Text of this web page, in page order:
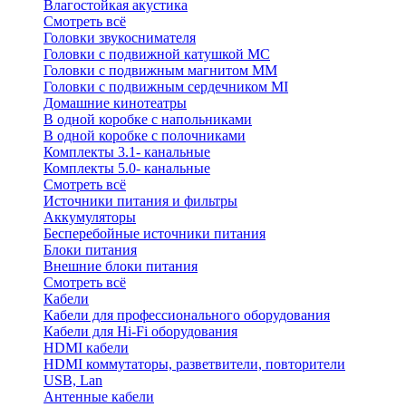
Влагостойкая акустика
Смотреть всё
Головки звукоснимателя
Головки с подвижной катушкой MC
Головки с подвижным магнитом ММ
Головки с подвижным сердечником MI
Домашние кинотеатры
В одной коробке с напольниками
В одной коробке с полочниками
Комплекты 3.1- канальные
Комплекты 5.0- канальные
Смотреть всё
Источники питания и фильтры
Аккумуляторы
Бесперебойные источники питания
Блоки питания
Внешние блоки питания
Смотреть всё
Кабели
Кабели для профессионального оборудования
Кабели для Hi-Fi оборудования
HDMI кабели
HDMI коммутаторы, разветвители, повторители
USB, Lan
Антенные кабели